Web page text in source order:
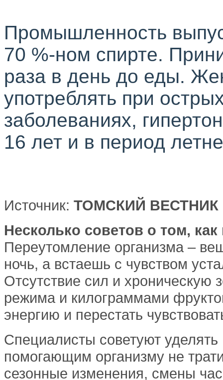
Промышленность
70 %-ном спирте.
раза в день до еды.
употреблять при
заболеваниях,
16 лет и в период
Источник: ТОМСКИЙ ВЕСТНИК
Несколько советов о том,
Переутомление организма –
ночь, а встаешь с чувством
Отсутствие сил и
режима и килограммами
энергию и перестать
Специалисты советуют
помогающим организму не
сезонные изменения, смены